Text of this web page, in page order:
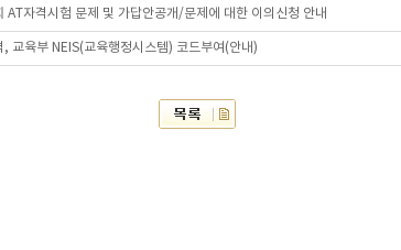
AT자격시험 문제 및 가답안공개/문제에 대한 이의신청 안내
, 교육부 NEIS(교육행정시스템) 코드부여(안내)